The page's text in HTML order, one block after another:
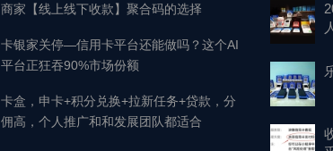
商家【线上线下收款】聚合码的选择
卡银家关停—信用卡平台还能做吗？这个AI
平台正狂吞90%市场份额
卡盒，申卡+积分兑换+拉新任务+贷款，分
佣高，个人推广和和发展团队都适合